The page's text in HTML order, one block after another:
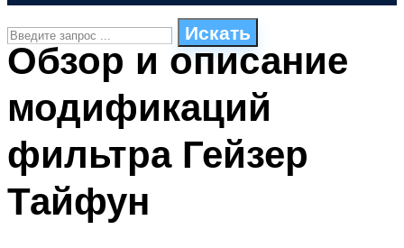
Искать
СТИЛИ ПЛАВАНЬЯ
ПЛАВАНЬЕ ДЛЯ ДЕТЕЙ
БАССЕЙН ДЛЯ ДОМА
ОЧИСТКА БАССЕЙНОВ
Обзор и описание
модификаций
фильтра Гейзер
Тайфун